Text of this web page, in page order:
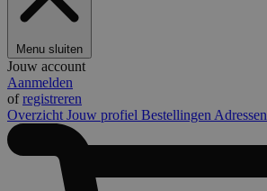
Menu sluiten
Jouw account
Aanmelden
ofregistreren
Overzicht Jouw profiel Bestellingen Adressen